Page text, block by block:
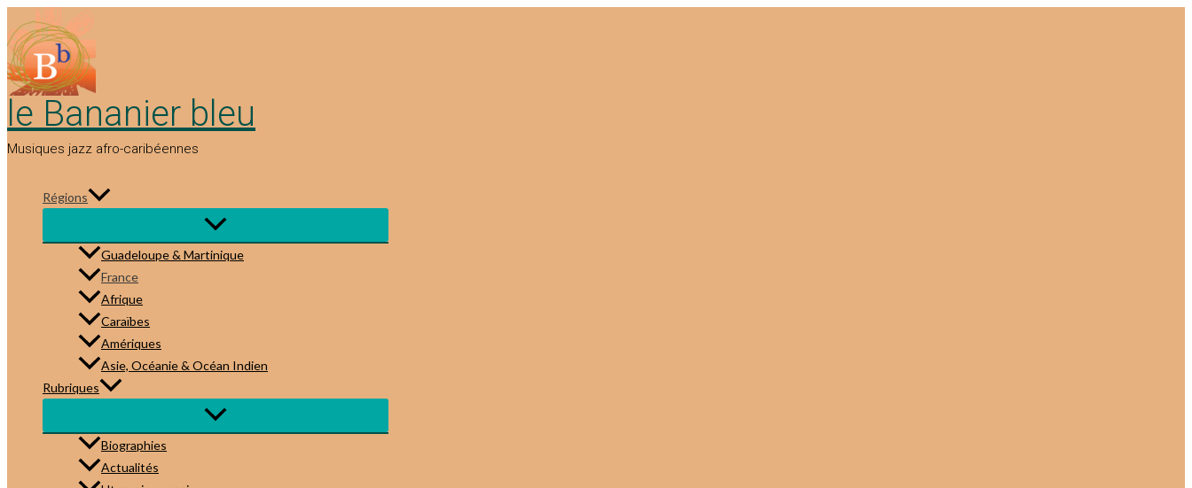
au
contenu
le Bananier bleu
Musiques jazz afro-caribéennes
Régions
Guadeloupe & Martinique
France
Afrique
Caraïbes
Amériques
Asie, Océanie & Océan Indien
Rubriques
Biographies
Actualités